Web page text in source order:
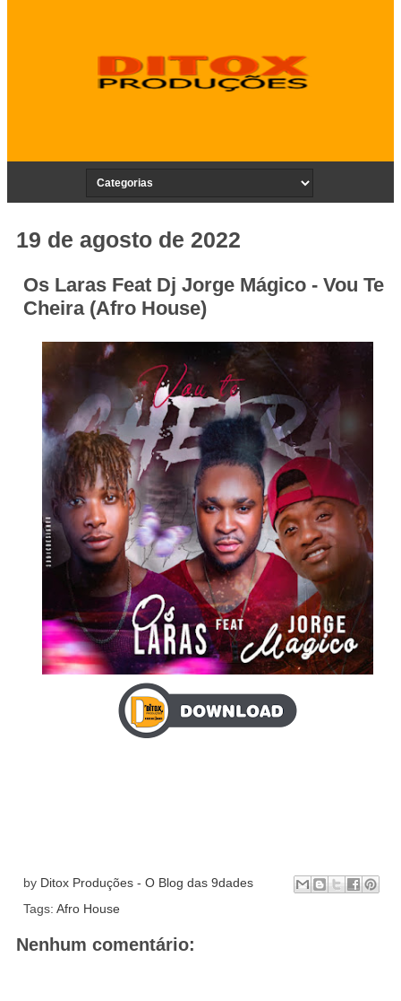
19 de agosto de 2022
Os Laras Feat Dj Jorge Mágico - Vou Te
Cheira (Afro House)
by Ditox Produções - O Blog das 9dades
Tags: Afro House
Nenhum comentário: